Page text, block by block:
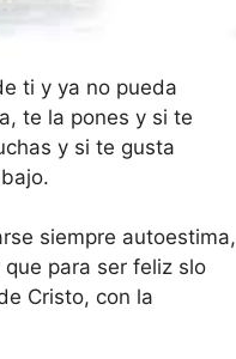
ti y ya no pueda
te la pones y si te
y si te gusta
siempre autoestima,
para ser feliz slo
Cristo, con la